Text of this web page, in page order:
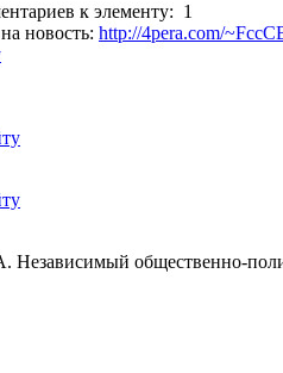
к элементу: 1
новость: http://4pera.com/
общественно-